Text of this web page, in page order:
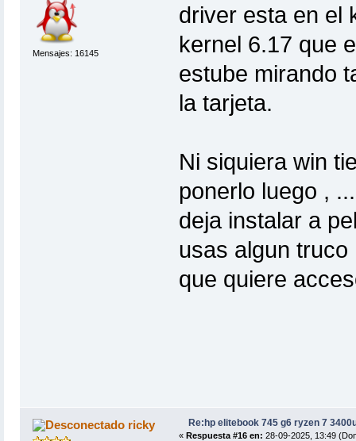
Mensajes: 16145
driver esta en el
kernel 6.17 que
estube mirando
la tarjeta.
Ni siquiera win
ponerlo luego ,
deja instalar a
usas algun
que quiere
ricky Re:hp elitebook 745 g6 ryzen 7
« Respuesta #16 en: 28-09-2025, 13:49